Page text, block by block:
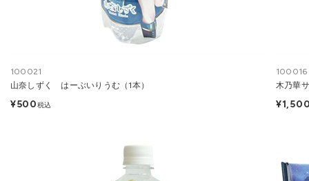
100021
山奈しずく はーぶいりうむ（1本）
¥500税込
100016
木乃華